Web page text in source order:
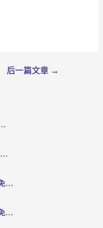
后一篇文章 →
帆VPN对比哪个回国效果更好？附真实测评+避坑指南
海外党必看：如何选对国内VPN，实现无缝访问国内资源？
海外党必看：加速器下载永久免费版真的存在吗？教你无缝访问国内资源的正确姿势
海外党自救指南：用一个小时免费加速器，轻松打破国内资源访问壁垒？